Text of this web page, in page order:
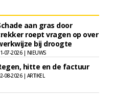
aan gras door
roept vragen op over
bij droogte
07-2026 | NIEUWS
hitte en de factuur
08-2026 | ARTIKEL